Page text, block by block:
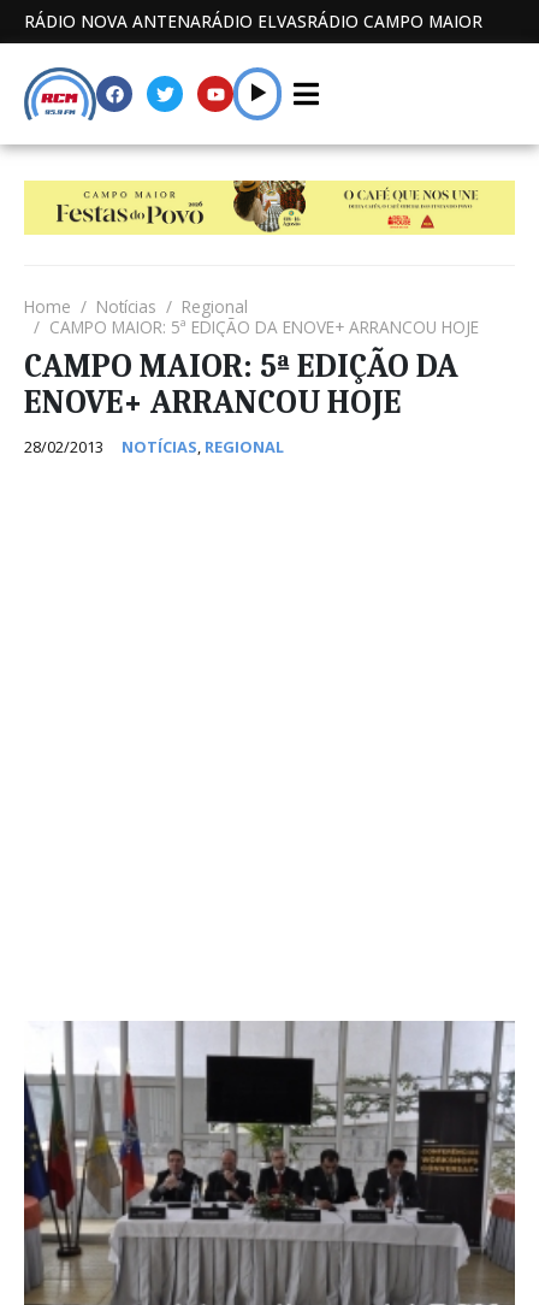
RÁDIO NOVA ANTENARÁDIO ELVASRÁDIO CAMPO MAIOR
Home Notícias
Regional
CAMPO MAIOR: 5ª EDIÇÃO DA ENOVE+ ARRANCOU HOJE
CAMPO MAIOR: 5ª EDIÇÃO DA
ENOVE+ ARRANCOU HOJE
28/02/2013 NOTÍCIAS, REGIONAL